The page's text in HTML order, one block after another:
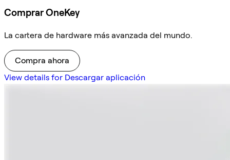
Comprar OneKey
La cartera de hardware más avanzada del mundo.
Compra ahora
View details for Descargar aplicación